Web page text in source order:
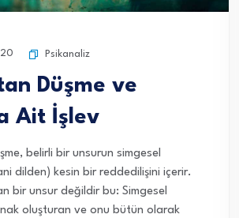
Psikanaliz
Düşme ve
Ait İşlev
belirli bir unsurun simgesel
dilden) kesin bir reddedilişini içerir.
bir unsur değildir bu: Simgesel
oluşturan ve onu bütün olarak